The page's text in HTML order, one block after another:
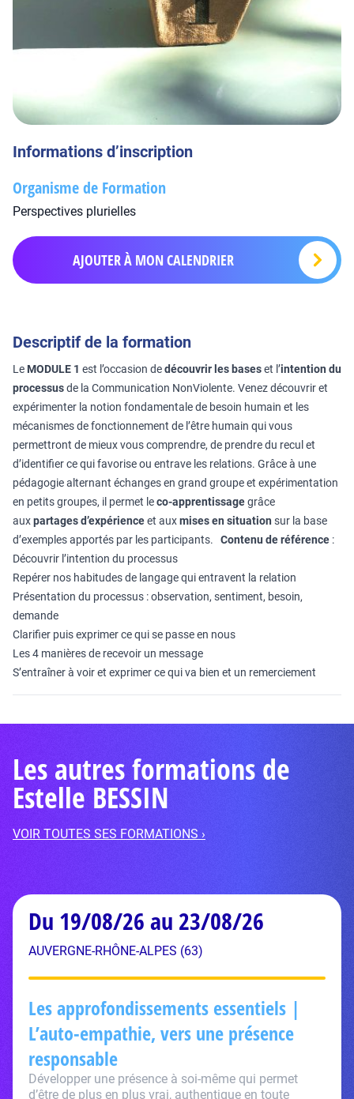
Informations d’inscription
Organisme de Formation
Perspectives plurielles
AJOUTER À MON CALENDRIER
Descriptif de la formation
Le MODULE 1 est l’occasion dedécouvrir les baseset l’intention du
processusde la Communication NonViolente. Venez découvrir et
expérimenter la notion fondamentale de besoin humain et les
mécanismes de fonctionnement de l’être humain qui vous
permettront de mieux vous comprendre, de prendre du recul et
d’identifier ce qui favorise ou entrave les relations. Grâce à une
pédagogie alternant échanges en grand groupe et expérimentation
en petits groupes, il permet leco-apprentissagegrâce
auxpartages d’expérienceet auxmises en situation sur la base
d’exemples apportés par les participants. Contenu de référence :
Découvrir l’intention du processus
Repérer nos habitudes de langage qui entravent la relation
Présentation du processus : observation, sentiment, besoin,
demande
Clarifier puis exprimer ce qui se passe en nous
Les 4 manières de recevoir un message
S’entraîner à voir et exprimer ce qui va bien et un remerciement
Les autres formations de
Estelle BESSIN
VOIR TOUTES SES FORMATIONS ›
Du 19/08/26 au 23/08/26
AUVERGNE-RHÔNE-ALPES (63)
Les approfondissements essentiels |
L’auto-empathie, vers une présence
responsable
Développer une présence à soi-même qui permet
d’être de plus en plus vrai, authentique en toute